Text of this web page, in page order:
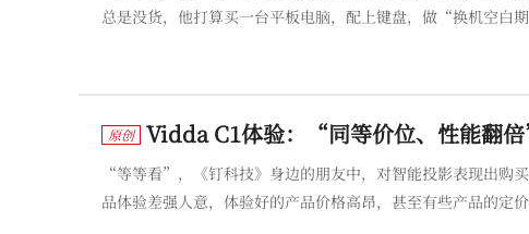
总是没货，他打算买一台平板电脑，配上键盘，做“换机空
原创 Vidda C1体验：“同等价位、性能翻
“等等看”，《钉科技》身边的朋友中，对智能投影表现出购
品体验差强人意，体验好的产品价格高昂，甚至有些产品的定